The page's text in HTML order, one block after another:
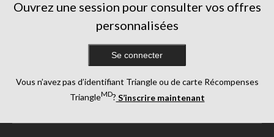
Ouvrez une session pour consulter vos offres
personnalisées
Se connecter
Vous n’avez pas d’identifiant Triangle ou de carte Récompenses
TriangleMD? S’inscrire maintenant